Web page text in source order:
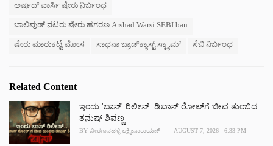
ಅರ್ಷದ್ ವಾರ್ಸಿ ಷೇರು ನಿರ್ಬಂಧ
ಬಾಲಿವುಡ್ ನಟರು ಷೇರು ಹಗರಣ Arshad Warsi SEBI ban
ಷೇರು ಮಾರುಕಟ್ಟೆ ಮೋಸ ಸಾಧನಾ ಬ್ರಾಡ್‌ಕ್ಯಾಸ್ಟ್ ಸ್ಕ್ಯಾಮ್ ಸೆಬಿ ನಿರ್ಬಂಧ
Related Content
ಇಂದು 'ಬಾಸ್' ರಿಲೀಸ್..ಡಿಬಾಸ್ ರೋಲ್‌ಗೆ ಜೀವ ತುಂಬಿದ
ತನುಷ್ ಶಿವಣ್ಣ
BY ಬೀರಗಾನಹಳ್ಳಿ ಲಕ್ಷ್ಮೀನಾರಾಯಣ್ AUGUST 7, 2026 - 6:33 PM